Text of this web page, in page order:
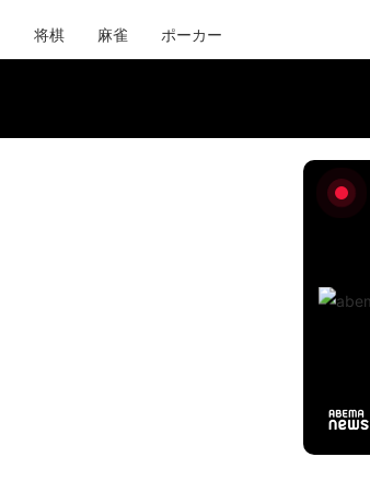
将棋 麻雀 ポーカー